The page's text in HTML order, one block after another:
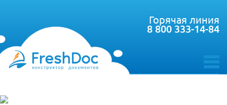
toggle
Горячая линия
8 800 333-14-84